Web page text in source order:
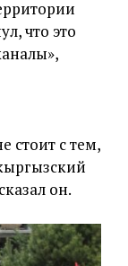
что это
стоит с тем,
он.